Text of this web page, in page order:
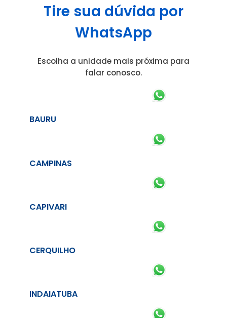
Tire sua dúvida por
WhatsApp
Escolha a unidade mais próxima para
falar conosco.
BAURU
CAMPINAS
CAPIVARI
CERQUILHO
INDAIATUBA